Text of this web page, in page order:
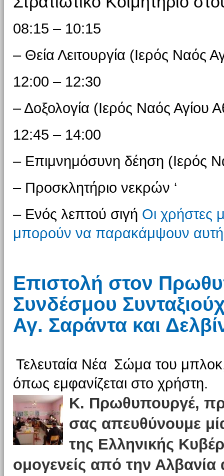
08:15 – 10:15
– Θεία Λειτουργία (Ιερός Ναός
12:00 – 12:30
– Δοξολογία (Ιερός Ναός Αγίου
12:45 – 14:00
– Επιμνημόσυνη δέηση (Ιερός
– Προσκλητήριο νεκρών ‘
– Ενός λεπτού σιγή Οι χρήστες
μπορούν να παρακάμψουν αυτή
Επιστολή στον
Συνδέσμου
Αγ. Σαράντα και
Τελευταία Νέα Σώμα του
όπως εμφανίζεται στο χρήστη.
Κ. Πρωθυπουργέ,
σας απευθύνουμε
της Ελληνικής
ομογενείς από την Αλβανία